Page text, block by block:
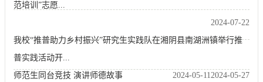
范培训”志愿...
2024-07-22
我校“推普助力乡村振兴”研究生实践队在湘阴县南湖洲镇举行推
普实践活动开...
2024-05-27
师范生同台竞技 演讲师德故事
2024-05-11